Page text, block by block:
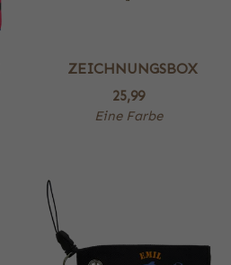
ZEICHNUNGSBOX
25,99
Eine Farbe